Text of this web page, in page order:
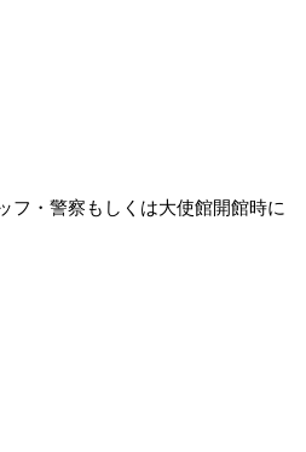
フ・警察もしくは大使館開館時に